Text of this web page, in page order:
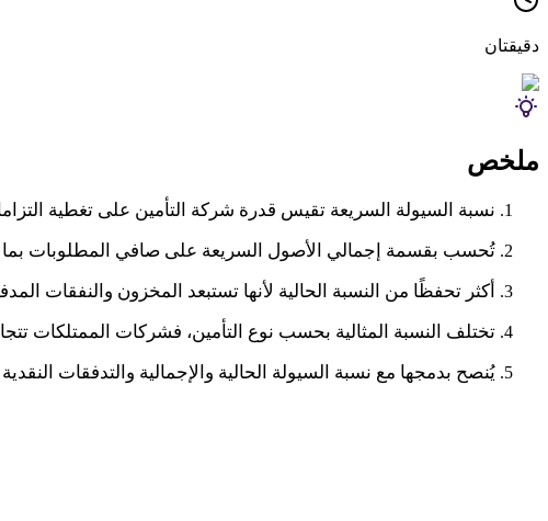
دقيقتان
ملخص
نسبة السيولة السريعة تقيس قدرة شركة التأمين على تغطية
تُحسب بقسمة إجمالي الأصول السريعة على صافي المطلوبات بما
أكثر تحفظًا من النسبة الحالية لأنها تستبعد المخزون والنفقات
تختلف النسبة المثالية بحسب نوع التأمين، فشركات الممتلكات
يُنصح بدمجها مع نسبة السيولة الحالية والإجمالية والتدفقات